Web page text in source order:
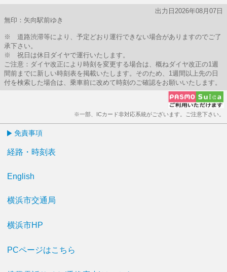
出力日2026年08月07日
無印：矢向駅前ゆき
※ 道路渋滞等により、予定どおり運行できない場合がありますのでご了
承下さい。
※ 祝日は休日ダイヤで運行いたします。
ご注意：ダイヤ改正により時刻を変更する場合は、概ねダイヤ改正の1週
間前までに新しい時刻表を掲載いたします。そのため、1週間以上先の日
付を検索した場合は、乗車前に改めて時刻のご確認をお願いいたします。
※一部、ICカード非対応系統がございます。ご注意下さい。
免責事項
経路・時刻表
English
横浜市交通局
横浜市HP
PCページはこちら